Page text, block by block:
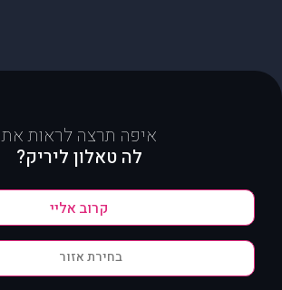
איפה תרצה לראות את
לה טאלון ליריק?
בחירת אזור